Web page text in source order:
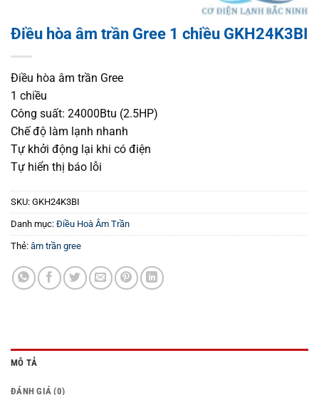
Điều hòa âm trần Gree 1 chiều GKH24K3BI
Điều hòa âm trần Gree
1 chiều
Công suất: 24000Btu (2.5HP)
Chế độ làm lạnh nhanh
Tự khởi động lại khi có điện
Tự hiển thị báo lỗi
SKU: GKH24K3BI
Danh mục: Điều Hoà Âm Trần
Thẻ: âm trần gree
MÔ TẢ
ĐÁNH GIÁ (0)